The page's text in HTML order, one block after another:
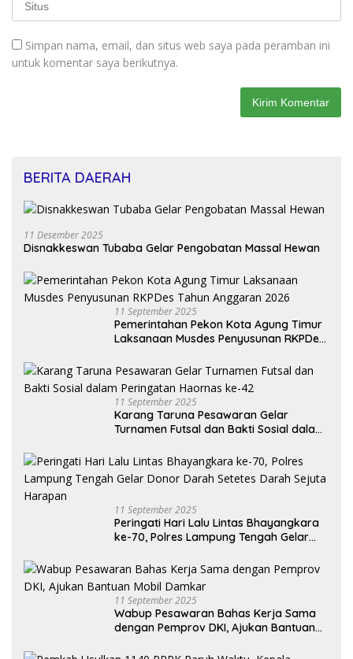
Simpan nama, email, dan situs web saya pada peramban ini
untuk komentar saya berikutnya.
BERITA DAERAH
11 Desember 2025
Disnakkeswan Tubaba Gelar Pengobatan Massal Hewan
11 September 2025
Pemerintahan Pekon Kota Agung Timur
Laksanaan Musdes Penyusunan RKPDes
11 September 2025
Karang Taruna Pesawaran Gelar
Turnamen Futsal dan Bakti Sosial dalam
11 September 2025
Peringati Hari Lalu Lintas Bhayangkara
ke-70, Polres Lampung Tengah Gelar
Harapan
11 September 2025
Wabup Pesawaran Bahas Kerja Sama
dengan Pemprov DKI, Ajukan Bantuan